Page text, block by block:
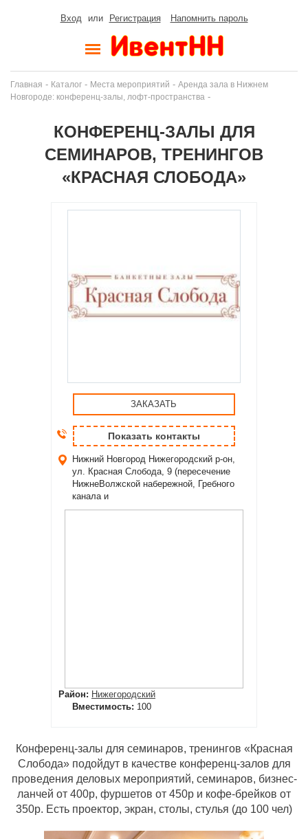
Вход или Регистрация Напомнить пароль
Главная - Каталог - Места мероприятий - Аренда зала в Нижнем
Новгороде: конференц-залы, лофт-пространства -
КОНФЕРЕНЦ-ЗАЛЫ ДЛЯ
СЕМИНАРОВ, ТРЕНИНГОВ
«КРАСНАЯ СЛОБОДА»
ЗАКАЗАТЬ
Показать контакты
Нижний Новгород Нижегородский р-он,
ул. Красная Слобода, 9 (пересечение
НижнеВолжской набережной, Гребного
канала и
Район: Нижегородский
Вместимость: 100
Конференц-залы для семинаров, тренингов «Красная
Слобода» подойдут в качестве конференц-залов для
проведения деловых мероприятий, семинаров, бизнес-
ланчей от 400р, фуршетов от 450р и кофе-брейков от
350р. Есть проектор, экран, столы, стулья (до 100 чел)